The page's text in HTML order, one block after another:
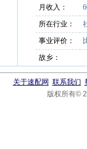
月收入：
所在行业：
事业评价：
故乡：
关于速配网 联系我们
版权所有©